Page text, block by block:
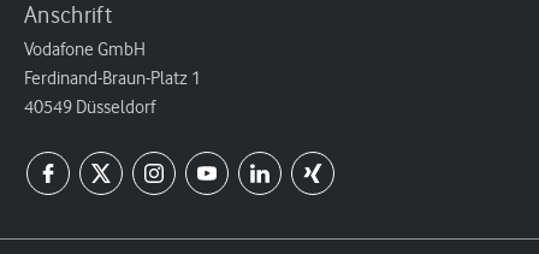
Anschrift
Vodafone GmbH
Ferdinand-Braun-Platz 1
40549 Düsseldorf